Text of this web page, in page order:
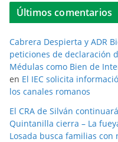
Últimos comentarios
Cabrera Despierta y ADR
peticiones de declaración
Médulas como Bien de
en El IEC solicita
los canales romanos
El CRA de Silván
Quintanilla cierra – La
Losada busca familias